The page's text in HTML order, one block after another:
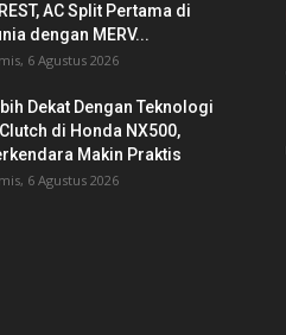
AC Split Pertama di
dengan MERV...
6 Agustus 2026
Dekat Dengan Teknologi
di Honda NX500,
Makin Praktis
6 Agustus 2026